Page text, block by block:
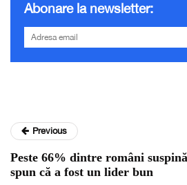
Abonare la newsletter:
Previous
Peste 66% dintre români
spun că a fost un lider bun